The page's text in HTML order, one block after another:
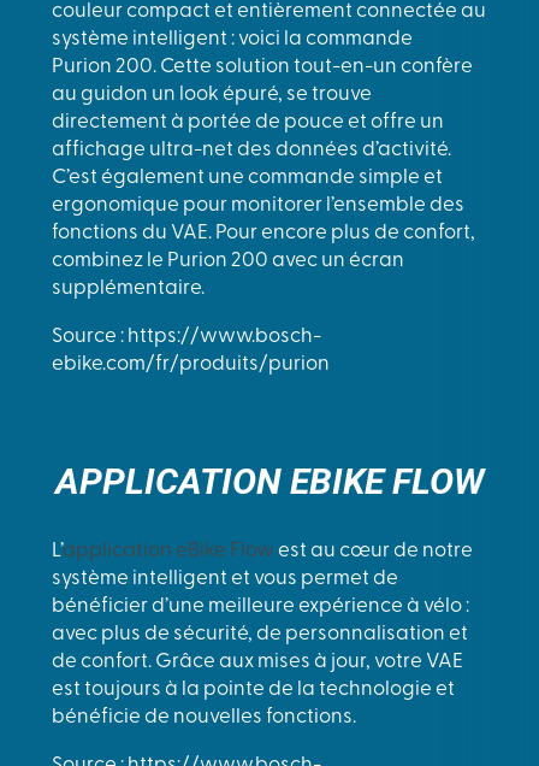
couleur compact et entièrement connectée au
système intelligent : voici la commande
Purion 200. Cette solution tout-en-un confère
au guidon un look épuré, se trouve
directement à portée de pouce et offre un
affichage ultra-net des données d’activité.
C’est également une commande simple et
ergonomique pour monitorer l’ensemble des
fonctions du VAE. Pour encore plus de confort,
combinez le Purion 200 avec un écran
supplémentaire.
Source : https://www.bosch-
ebike.com/fr/produits/purion
APPLICATION EBIKE FLOW
L’application eBike Flow est au cœur de notre
système intelligent et vous permet de
bénéficier d’une meilleure expérience à vélo :
avec plus de sécurité, de personnalisation et
de confort. Grâce aux mises à jour, votre VAE
est toujours à la pointe de la technologie et
bénéficie de nouvelles fonctions.